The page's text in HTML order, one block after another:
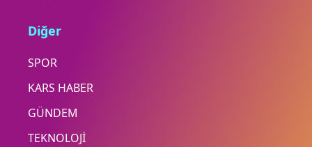
Diğer
SPOR
KARS HABER
GÜNDEM
TEKNOLOJİ